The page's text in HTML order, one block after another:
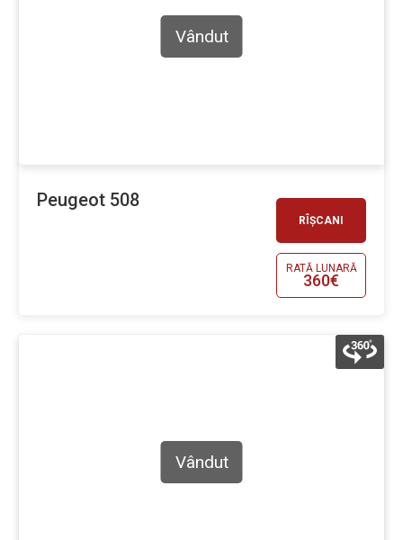
RÎȘCANI
RATĂ LUNARĂ
360€
Vândut
Peugeot 508
Vândut